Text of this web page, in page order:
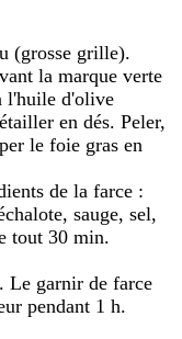
(grosse grille).
la marque verte
l'huile d'olive
en dés. Peler,
le foie gras en
de la farce :
sauge, sel,
tout 30 min.
Le garnir de farce
pendant 1 h.